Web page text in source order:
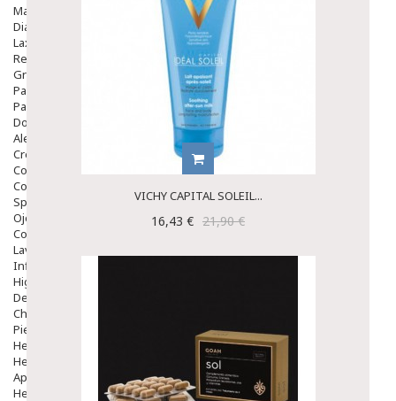
Mala Digestion
Diarrea / Estreñimiento / Vómitos
Laxantes
Resfriados
Gripe Y Resfriados
Para La Tos
Para Descongestionar La Nariz
Dolor De Garganta
Alergias Y Picaduras
Cremas
Comprimidos
Colirios
Sprays
Ojos Y Oidos
Congestión
Lavado Ojos
Inflamación Del Oido (otitis)
Higiene Oido
Deshabituación Tabaquismo
Chicles
Piel
Herpes Y Hongos
Heridas Y úlceras
Aparato Genital
Hemorroides
VICHY CAPITAL SOLEIL...
16,43 € 21,90 €